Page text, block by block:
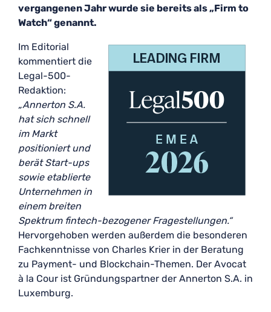
vergangenen Jahr wurde sie bereits als „Firm to
Watch“ genannt.
Im Editorial
kommentiert die
Legal-500-
Redaktion:
„Annerton S.A.
hat sich schnell
im Markt
positioniert und
berät Start-ups
sowie etablierte
Unternehmen in
einem breiten
Spektrum fintech-bezogener Fragestellungen.“
Hervorgehoben werden außerdem die besonderen
Fachkenntnisse von Charles Krier in der Beratung
zu Payment- und Blockchain-Themen. Der Avocat
à la Cour ist Gründungspartner der Annerton S.A. in
Luxemburg.